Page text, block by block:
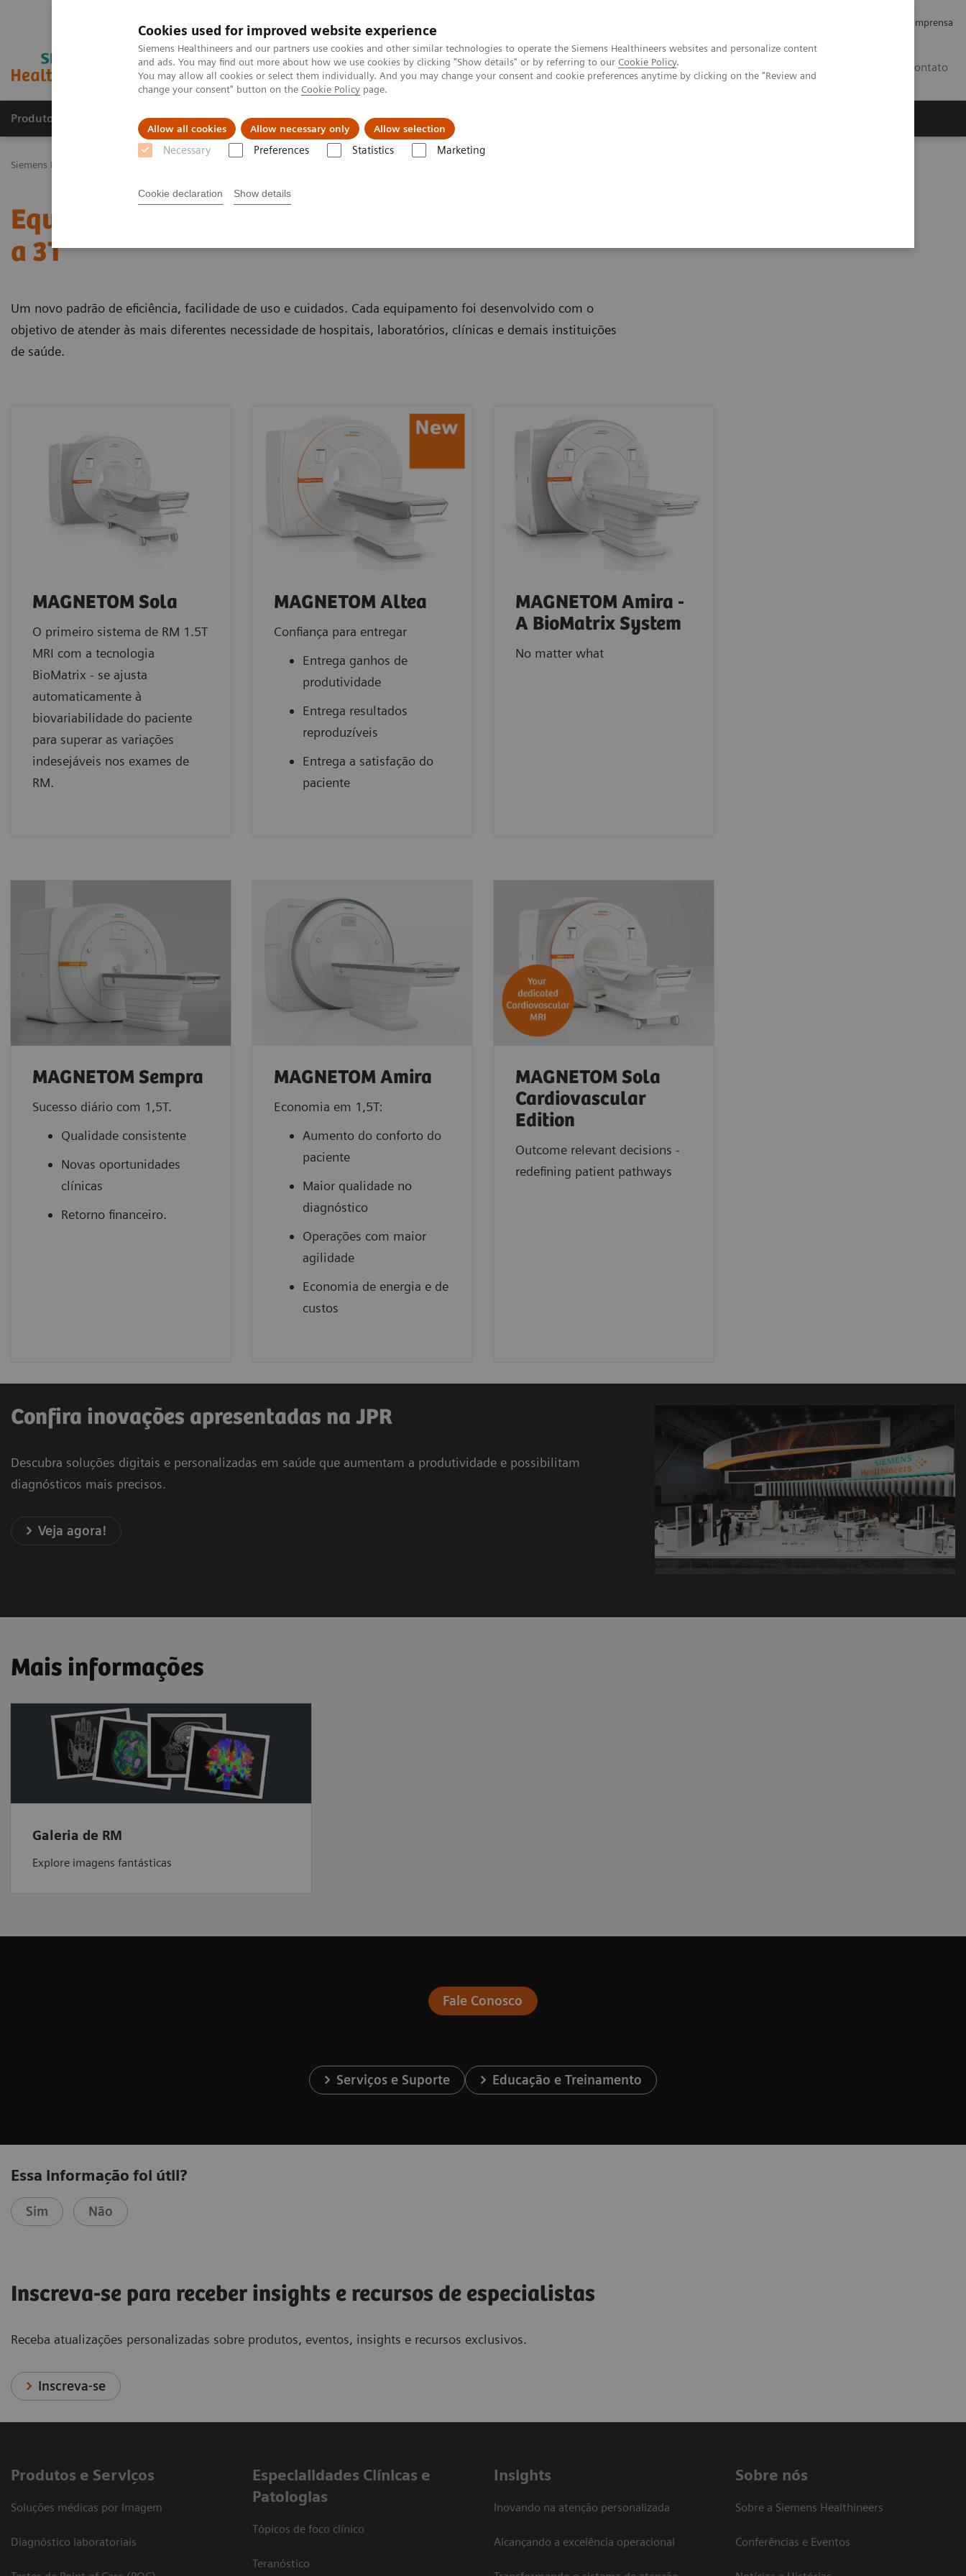
Cookies used for improved website experience
Siemens Healthineers and our partners use cookies and other similar technologies to operate the Siemens Healthineers websites and personalize content
and ads. You may find out more about how we use cookies by clicking "Show details" or by referring to our Cookie Policy.
You may allow all cookies or select them individually. And you may change your consent and cookie preferences anytime by clicking on the "Review and
change your consent" button on the Cookie Policy page.
Allow all cookies Allow necessary only Allow selection
Necessary Preferences Statistics Marketing
Cookie declaration Show details
Imprensa
Contato
Produtos e serviços Especialidades Clínicas e Patologias Serviços de pós-venda
Siemens Healthineers Brasil
Equipamentos de Ressonância Magnética de 0.55T
a 3T
Um novo padrão de eficiência, facilidade de uso e cuidados. Cada equipamento foi desenvolvido com o
objetivo de atender às mais diferentes necessidade de hospitais, laboratórios, clínicas e demais instituições
de saúde.
MAGNETOM Sola
O primeiro sistema de RM 1.5T
MRI com a tecnologia
BioMatrix - se ajusta
automaticamente à
biovariabilidade do paciente
para superar as variações
indesejáveis nos exames de
RM.
MAGNETOM Altea
Confiança para entregar
Entrega ganhos de
produtividade
Entrega resultados
reproduzíveis
Entrega a satisfação do
paciente
MAGNETOM Amira -
A BioMatrix System
No matter what
MAGNETOM Sempra
Sucesso diário com 1,5T.
Qualidade consistente
Novas oportunidades
clínicas
Retorno financeiro.
MAGNETOM Amira
Economia em 1,5T:
Aumento do conforto do
paciente
Maior qualidade no
diagnóstico
Operações com maior
agilidade
Economia de energia e de
custos
MAGNETOM Sola
Cardiovascular
Edition
Outcome relevant decisions -
redefining patient pathways
Confira inovações apresentadas na JPR
Descubra soluções digitais e personalizadas em saúde que aumentam a produtividade e possibilitam
diagnósticos mais precisos.
Veja agora!
Mais informações
Galeria de RM
Explore imagens fantásticas
Fale Conosco
Serviços e Suporte Educação e Treinamento
Essa informação foi útil?
Sim Não
Inscreva-se para receber insights e recursos de especialistas
Receba atualizações personalizadas sobre produtos, eventos, insights e recursos exclusivos.
Inscreva-se
Produtos e Serviços
Soluções médicas por Imagem
Diagnóstico laboratoriais
​Especialidades Clínicas e
Patologias
Tópicos de foco clínico
Teranóstico
Insights
Inovando na atenção personalizada
Alcançando a excelência operacional
Sobre nós
Sobre a Siemens Healthineers
Conferências e Eventos